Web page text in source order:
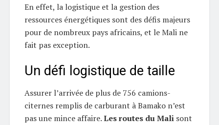
En effet, la logistique et la gestion des
ressources énergétiques sont des défis majeurs
pour de nombreux pays africains, et le Mali ne
fait pas exception.
Un défi logistique de taille
Assurer l’arrivée de plus de 756 camions-
citernes remplis de carburant à Bamako n’est
pas une mince affaire.Les routes du Mali sont